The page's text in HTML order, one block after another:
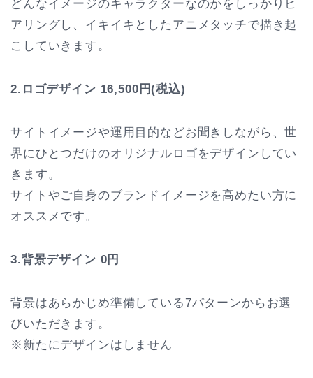
どんなイメージのキャラクターなのかをしっかりヒ
アリングし、イキイキとしたアニメタッチで描き起
こしていきます。
2.ロゴデザイン 16,500円(税込)
サイトイメージや運用目的などお聞きしながら、世
界にひとつだけのオリジナルロゴをデザインしてい
きます。
サイトやご自身のブランドイメージを高めたい方に
オススメです。
3.背景デザイン 0円
背景はあらかじめ準備している7パターンからお選
びいただきます。
※新たにデザインはしません